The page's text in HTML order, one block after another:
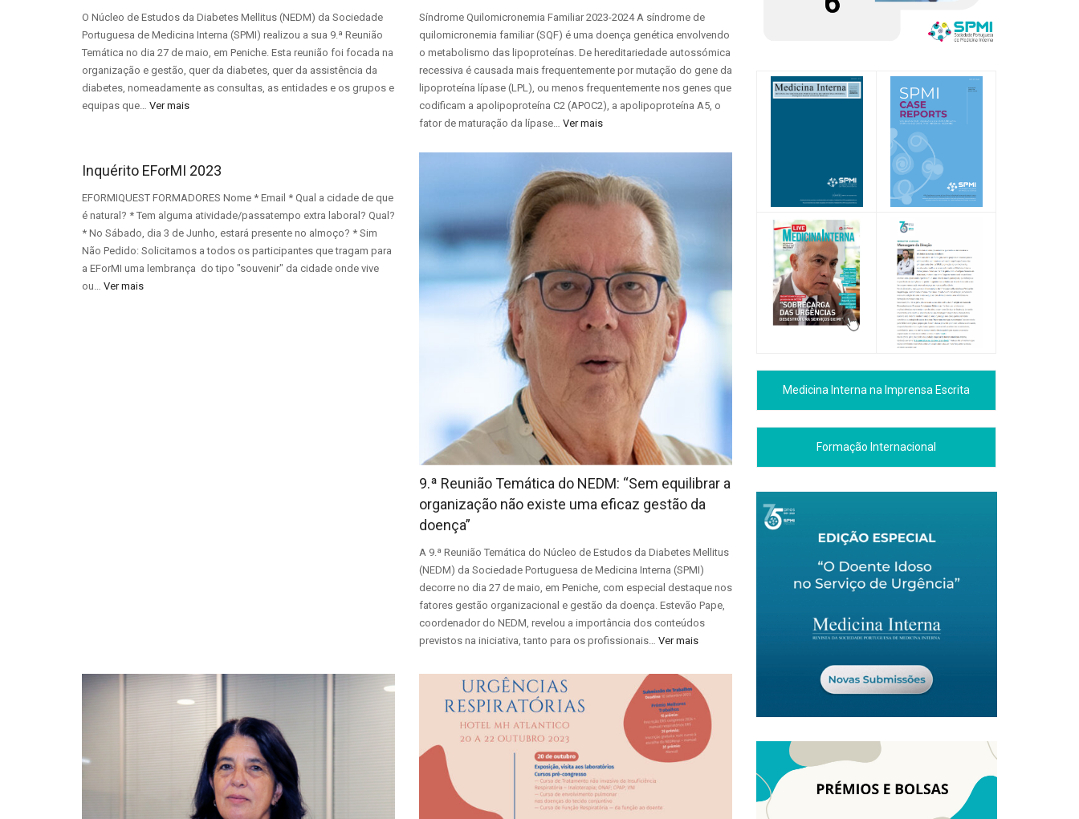
O Núcleo de Estudos da Diabetes Mellitus (NEDM) da Sociedade
Portuguesa de Medicina Interna (SPMI) realizou a sua 9.ª Reunião
Temática no dia 27 de maio, em Peniche. Esta reunião foi focada na
organização e gestão, quer da diabetes, quer da assistência da
diabetes, nomeadamente as consultas, as entidades e os grupos e
equipas que… Ver mais
Síndrome Quilomicronemia Familiar 2023-2024 A síndrome de
quilomicronemia familiar (SQF) é uma doença genética envolvendo
o metabolismo das lipoproteínas. De hereditariedade autossómica
recessiva é causada mais frequentemente por mutação do gene da
lipoproteína lípase (LPL), ou menos frequentemente nos genes que
codificam a apolipoproteína C2 (APOC2), a apolipoproteína A5, o
fator de maturação da lípase…Ver mais
Inquérito EForMI 2023
EFORMIQUEST FORMADORES Nome * Email * Qual a cidade de que
é natural? * Tem alguma atividade/passatempo extra laboral? Qual?
* No Sábado, dia 3 de Junho, estará presente no almoço? * Sim
Não Pedido: Solicitamos a todos os participantes que tragam para
a EForMI uma lembrança do tipo "souvenir" da cidade onde vive
ou… Ver mais
9.ª Reunião Temática do NEDM: “Sem equilibrar a
organização não existe uma eficaz gestão da
doença”
A 9.ª Reunião Temática do Núcleo de Estudos da Diabetes Mellitus
(NEDM) da Sociedade Portuguesa de Medicina Interna (SPMI)
decorre no dia 27 de maio, em Peniche, com especial destaque nos
fatores gestão organizacional e gestão da doença. Estevão Pape,
coordenador do NEDM, revelou a importância dos conteúdos
previstos na iniciativa, tanto para os profissionais…Ver mais
Medicina Interna na Imprensa Escrita
Formação Internacional